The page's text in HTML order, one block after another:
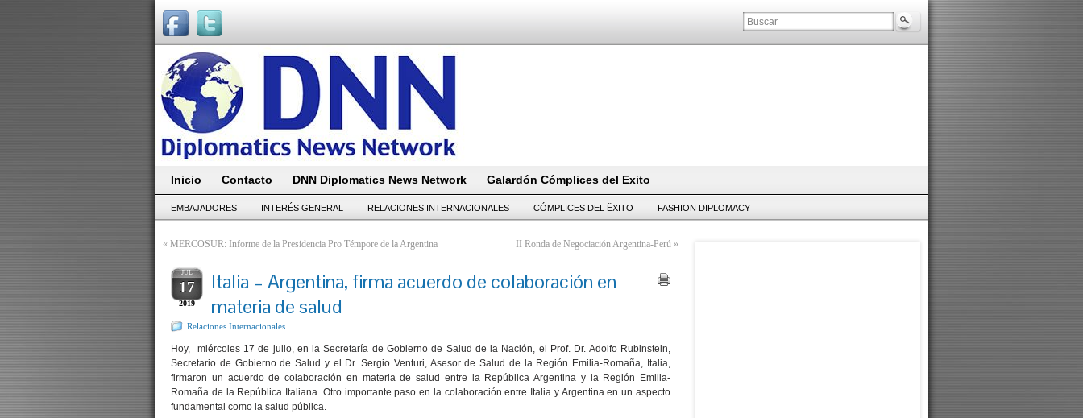
Inicio Contacto DNN Diplomatics News Network Galardón Cómplices del Exito
EMBAJADORES INTERÉS GENERAL RELACIONES INTERNACIONALES CÓMPLICES DEL ËXITO FASHION DIPLOMACY
« MERCOSUR: Informe de la Presidencia Pro Témpore de la Argentina II Ronda de Negociación Argentina-Perú »
JUL
17
2019
Italia – Argentina, firma acuerdo de colaboración en
materia de salud
Relaciones Internacionales
Hoy, miércoles 17 de julio, en la Secretaría de Gobierno de Salud de la Nación, el Prof. Dr. Adolfo Rubinstein,
Secretario de Gobierno de Salud y el Dr. Sergio Venturi, Asesor de Salud de la Región Emilia-Romaña, Italia,
firmaron un acuerdo de colaboración en materia de salud entre la República Argentina y la Región Emilia-
Romaña de la República Italiana. Otro importante paso en la colaboración entre Italia y Argentina en un aspecto
fundamental como la salud pública.